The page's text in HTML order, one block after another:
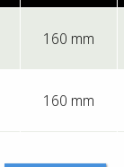
160 mm
160 mm